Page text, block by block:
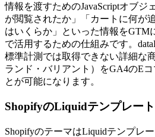
情報を渡すためのJavaScriptオブジ
が閲覧されたか」「カートに何が
はいくらか」といった情報をGTM
で活用するための仕組みです。
標準計測では取得できない詳細な
ランド・バリアント）をGA4のE
とが可能になります。
ShopifyのLiquidテンプレー
ShopifyのテーマはLiquidテンプレ